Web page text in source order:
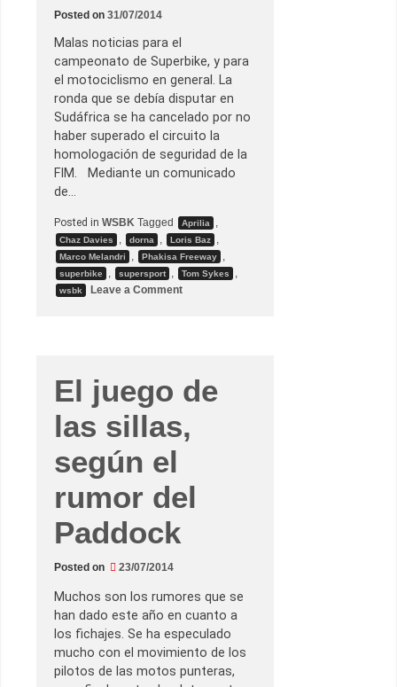
Posted on 31/07/2014
Malas noticias para el
campeonato de Superbike, y para
el motociclismo en general. La
ronda que se debía disputar en
Sudáfrica se ha cancelado por no
haber superado el circuito la
homologación de seguridad de la
FIM. Mediante un comunicado
de…
Posted in WSBK Tagged Aprilia
Chaz Davies dorna Loris Baz
Marco Melandri Phakisa Freeway
superbike supersport Tom Sykes
wsbk Leave a Commento
e
c
r
a
j
c
s
,
i
e
El juego de
las sillas,
según el
rumor del
Paddock
Posted on 23/07/2014
Muchos son los rumores que se
han dado este año en cuanto a
los fichajes. Se ha especulado
mucho con el movimiento de los
pilotos de las motos punteras,